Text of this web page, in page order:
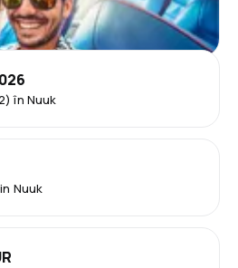
în Nuuk
Nuuk